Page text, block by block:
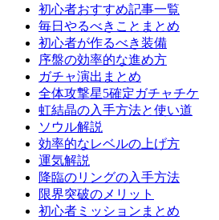
初心者おすすめ記事一覧
毎日やるべきことまとめ
初心者が作るべき装備
序盤の効率的な進め方
ガチャ演出まとめ
全体攻撃星5確定ガチャチケ
虹結晶の入手方法と使い道
ソウル解説
効率的なレベルの上げ方
運気解説
降臨のリングの入手方法
限界突破のメリット
初心者ミッションまとめ